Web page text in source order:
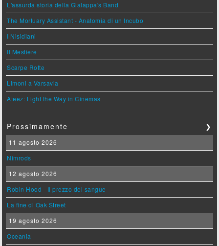
L'assurda storia della Gialappa's Band
The Mortuary Assistant - Anatomia di un Incubo
I Nisidiani
Il Mestiere
Scarpe Rotte
Limoni a Varsavia
Ateez: Light the Way in Cinemas
Prossimamente ❯
11 agosto 2026
Nimrods
12 agosto 2026
Robin Hood - Il prezzo del sangue
La fine di Oak Street
19 agosto 2026
Oceania